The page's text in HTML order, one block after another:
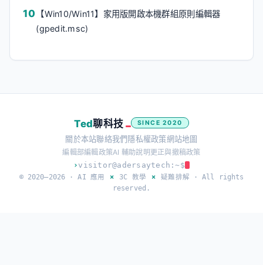
【Win10/Win11】家用版開啟本機群組原則編輯器
(gpedit.msc)
Ted聊科技 SINCE 2020
關於本站聯絡我們 隱私權政策網站地圖
編輯部編輯政策AI 輔助說明更正與撤稿政策
› visitor@adersaytech:~$
© 2020–2026 ·AI 應用 × 3C 教學 × 疑難排解 · All rights
reserved.